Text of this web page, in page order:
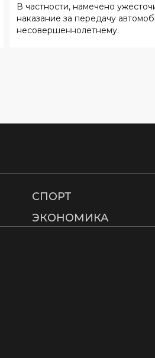
В частности, намечено
наказание за передачу
несовершеннолетнему.
СПОРТ
ЭКОНОМИКА